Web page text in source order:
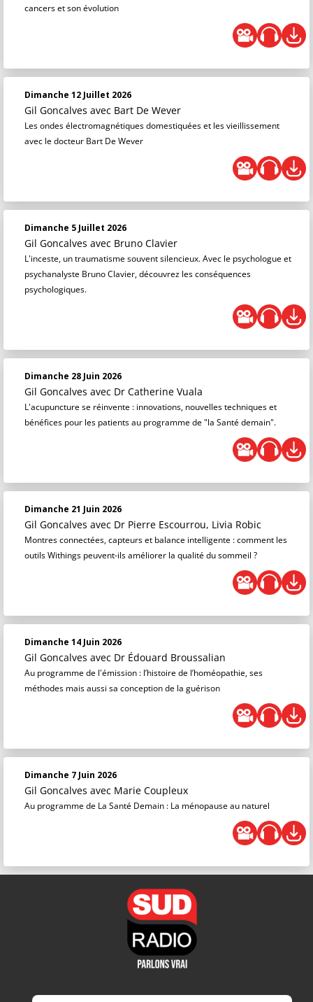
cancers et son évolution
Dimanche 12 Juillet 2026
Gil Goncalves avec Bart De Wever
Les ondes électromagnétiques domestiquées et les vieillissement
avec le docteur Bart De Wever
Dimanche 5 Juillet 2026
Gil Goncalves avec Bruno Clavier
L'inceste, un traumatisme souvent silencieux. Avec le psychologue et
psychanalyste Bruno Clavier, découvrez les conséquences
psychologiques.
Dimanche 28 Juin 2026
Gil Goncalves avec Dr Catherine Vuala
L'acupuncture se réinvente : innovations, nouvelles techniques et
bénéfices pour les patients au programme de "la Santé demain".
Dimanche 21 Juin 2026
Gil Goncalves avec Dr Pierre Escourrou, Livia Robic
Montres connectées, capteurs et balance intelligente : comment les
outils Withings peuvent-ils améliorer la qualité du sommeil ?
Dimanche 14 Juin 2026
Gil Goncalves avec Dr Édouard Broussalian
Au programme de l'émission : l’histoire de l’homéopathie, ses
méthodes mais aussi sa conception de la guérison
Dimanche 7 Juin 2026
Gil Goncalves avec Marie Coupleux
Au programme de La Santé Demain : La ménopause au naturel